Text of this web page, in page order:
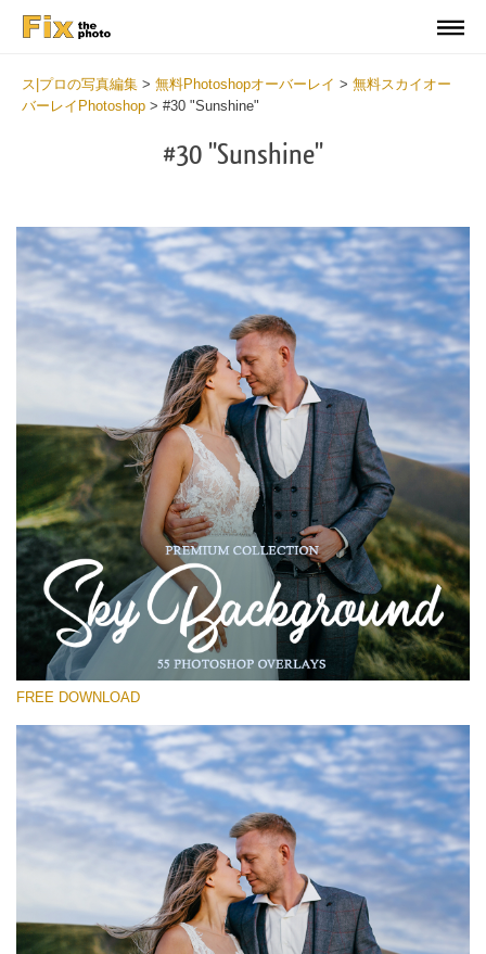
ス|プロの写真編集 > 無料Photoshopオーバーレイ > 無料スカイオー
バーレイPhotoshop > #30 "Sunshine"
#30 "Sunshine"
選んでください
Free Photoshop Overlay #30
Small 800*533px
Sky Backgrounds
(55 Overlays)
Sky Boundless
(347 Overlays)
Large 6000*4000px
(1783 Overlays)
Large 6000*4000px
FREE DOWNLOAD